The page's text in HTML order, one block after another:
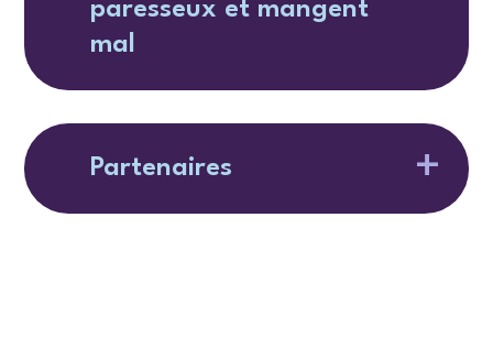
paresseux et mangent
mal
Partenaires